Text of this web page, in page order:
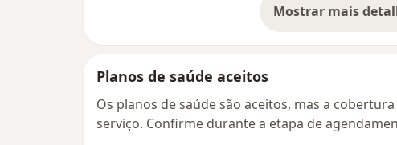
Mostrar maissobre o
Planos de saúde aceitos
Os planos de saúde são aceitos, mas a
serviço. Confirme durante a etapa de